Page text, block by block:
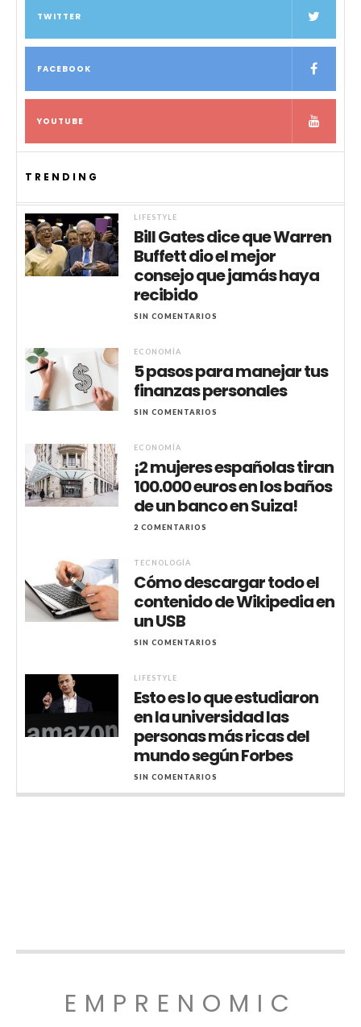
TWITTER
FACEBOOK
YOUTUBE
TRENDING
LIFESTYLE
Bill Gates dice que Warren
Buffett dio el mejor
consejo que jamás haya
recibido
SIN COMENTARIOS
ECONOMÍA
5 pasos para manejar tus
finanzas personales
SIN COMENTARIOS
ECONOMÍA
¡2 mujeres españolas tiran
100.000 euros en los baños
de un banco en Suiza!
2 COMENTARIOS
TECNOLOGÍA
Cómo descargar todo el
contenido de Wikipedia en
un USB
SIN COMENTARIOS
LIFESTYLE
Esto es lo que estudiaron
en la universidad las
personas más ricas del
mundo según Forbes
SIN COMENTARIOS
EMPRENOMIC